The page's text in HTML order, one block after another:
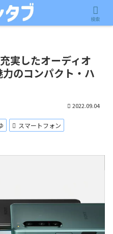
実したオーディオ
のコンパクト・ハ
2022.09.04
スマートフォン
検索